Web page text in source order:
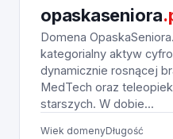
opaskaseniora
Domena
kategorialny aktyw
dynamicznie rosnącej
MedTech oraz
starszych. W dobie...
Wiek domenyDługość